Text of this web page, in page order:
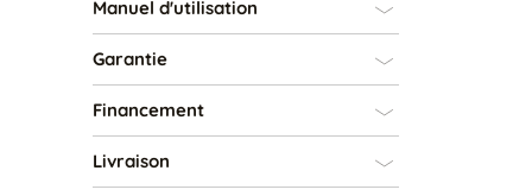
Manuel d'utilisation
Garantie
Financement
Livraison